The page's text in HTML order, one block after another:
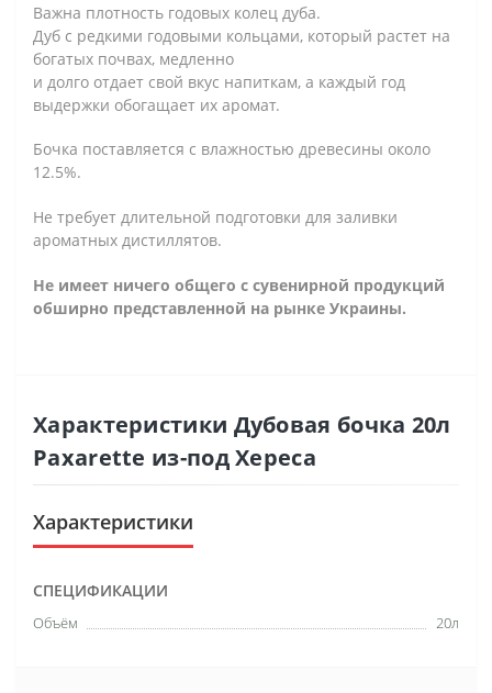
Важна плотность годовых колец дуба.
Дуб с редкими годовыми кольцами, который растет на
богатых почвах, медленно
и долго отдает свой вкус напиткам, а каждый год
выдержки обогащает их аромат.
Бочка поставляется с влажностью древесины около
12.5%.
Не требует длительной подготовки для заливки
ароматных дистиллятов.
Не имеет ничего общего с сувенирной продукций
обширно представленной на рынке Украины.
Характеристики Дубовая бочка 20л
Paxarette из-под Хереса
Характеристики
СПЕЦИФИКАЦИИ
Объём 20л